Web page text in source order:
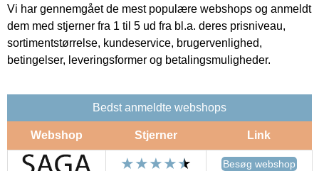
Vi har gennemgået de mest populære webshops og anmeldt
dem med stjerner fra 1 til 5 ud fra bl.a. deres prisniveau,
sortimentstørrelse, kundeservice, brugervenlighed,
betingelser, leveringsformer og betalingsmuligheder.
Bedst anmeldte webshops
Webshop Stjerner Link
Besøg webshop